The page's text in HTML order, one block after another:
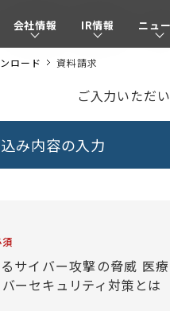
会社情報 IR情報 ニュ
ロード 資料請求
ご入力いただ
み内容の入力
サイバー攻撃の脅威 医療
ーセキュリティ対策とは